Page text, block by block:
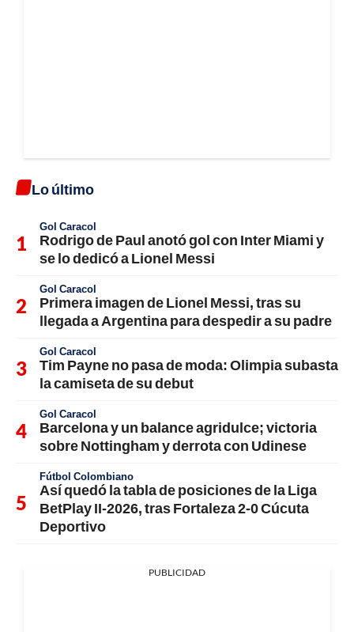
Lo último
Gol Caracol
Rodrigo de Paul anotó gol con Inter Miami y
se lo dedicó a Lionel Messi
Gol Caracol
Primera imagen de Lionel Messi, tras su
llegada a Argentina para despedir a su padre
Gol Caracol
Tim Payne no pasa de moda: Olimpia subasta
la camiseta de su debut
Gol Caracol
Barcelona y un balance agridulce; victoria
sobre Nottingham y derrota con Udinese
Fútbol Colombiano
Así quedó la tabla de posiciones de la Liga
BetPlay II-2026, tras Fortaleza 2-0 Cúcuta
Deportivo
PUBLICIDAD